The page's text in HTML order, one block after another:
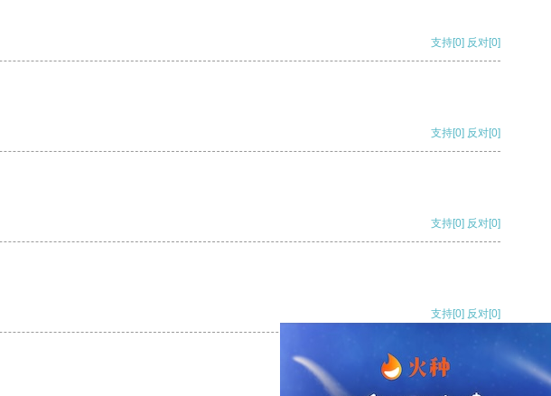
支持[0] 反对[0]
支持[0] 反对[0]
支持[0] 反对[0]
支持[0] 反对[0]